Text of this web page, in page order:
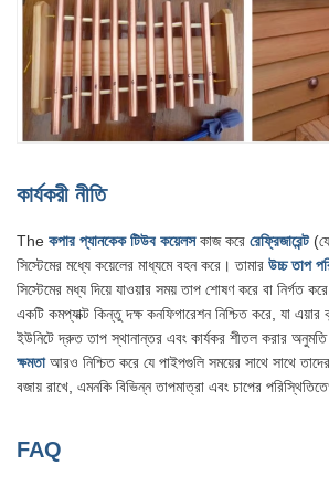
কার্যকরী নীতি
The কপার প্যানকেক টিউব কয়েলসকাজ করে রেফ্রিজারেন্ট
সিস্টেমের মধ্যে কয়েলের মাধ্যমে বহন করে। তামার উচ্চ তাপ
সিস্টেমের মধ্য দিয়ে যাওয়ার সময় তাপ শোষণ করে বা নির্গত
একটি কমপ্যাক্ট কিন্তু দক্ষ কনফিগারেশন নিশ্চিত করে, যা এয়ার
ইউনিটে দ্রুত তাপ স্থানান্তর এবং কার্যকর শীতল করার
ক্ষমতাআরও নিশ্চিত করে যে পাইপগুলি সময়ের সাথে সাথে তাদের
বজায় রাখে, এমনকি বিভিন্ন তাপমাত্রা এবং চাপের
FAQ